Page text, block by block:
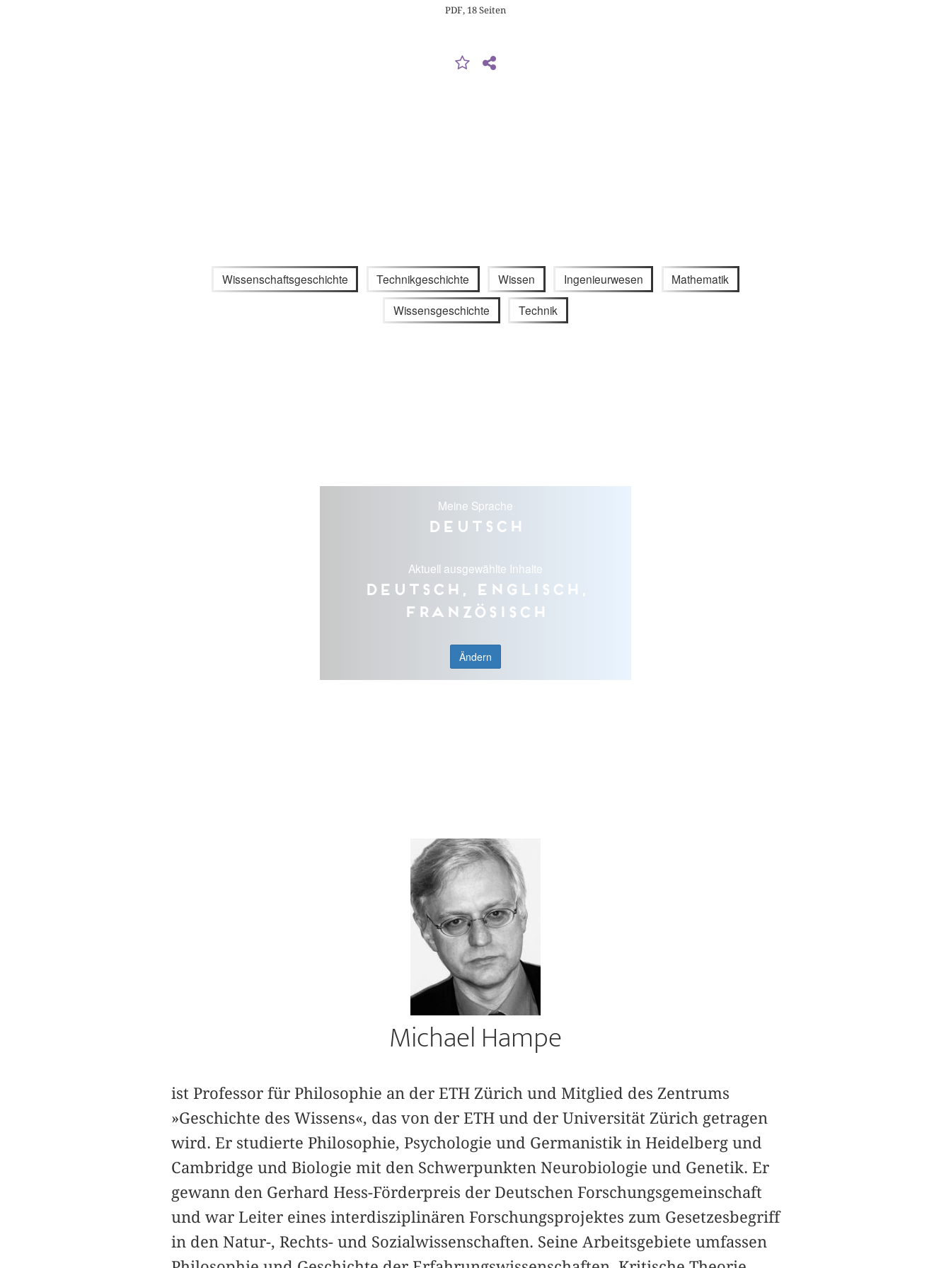
PDF, 18 Seiten
Wissenschaftsgeschichte Technikgeschichte Wissen Ingenieurwesen Mathematik
Wissensgeschichte Technik
Meine Sprache
Deutsch
Aktuell ausgewählte Inhalte
Deutsch, Englisch,
Französisch
Ändern
Michael Hampe
ist Professor für Philosophie an der ETH Zürich und Mitglied des Zentrums
»Geschichte des Wissens«, das von der ETH und der Universität Zürich getragen
wird. Er studierte Philosophie, Psychologie und Germanistik in Heidelberg und
Cambridge und Biologie mit den Schwerpunkten Neurobiologie und Genetik. Er
gewann den Gerhard Hess-Förderpreis der Deutschen Forschungsgemeinschaft
und war Leiter eines interdisziplinären Forschungsprojektes zum Gesetzesbegriff
in den Natur-, Rechts- und Sozialwissenschaften. Seine Arbeitsgebiete umfassen